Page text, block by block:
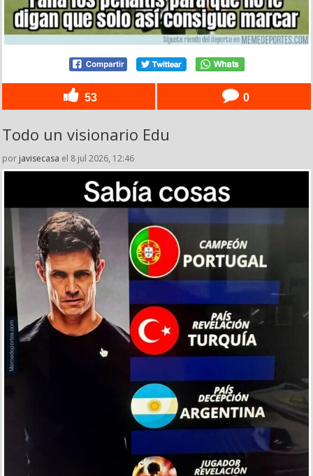
53 0
Todo un visionario Edu
por javisecasa el 8 jul 2026, 12:46